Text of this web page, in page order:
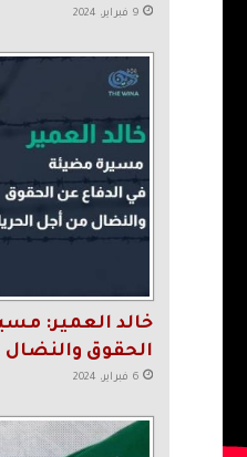
9 فبراير، 2024
خالد العمير:
الحقوق والنضال
6 فبراير، 2024